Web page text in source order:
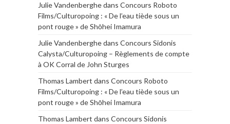
Julie Vandenberghedans Concours Roboto
Films/Culturopoing : « De l’eau tiède sous un
pont rouge » de Shōhei Imamura
Julie Vandenberghedans Concours Sidonis
Calysta/Culturopoing – Règlements de compte
à OK Corral de John Sturges
Thomas Lambert dans Concours Roboto
Films/Culturopoing : « De l’eau tiède sous un
pont rouge » de Shōhei Imamura
Thomas Lambert dans Concours Sidonis